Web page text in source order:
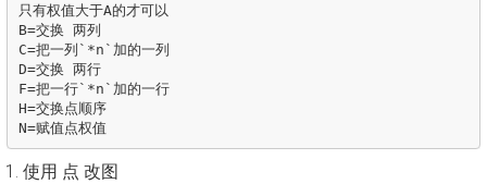
只有权值大于A的才可以
B=交换 两列
C=把一列` *n `加的一列
D=交换 两行
F=把一行` *n `加的一行
H=交换点顺序
N=赋值点权值
使用 点 改图